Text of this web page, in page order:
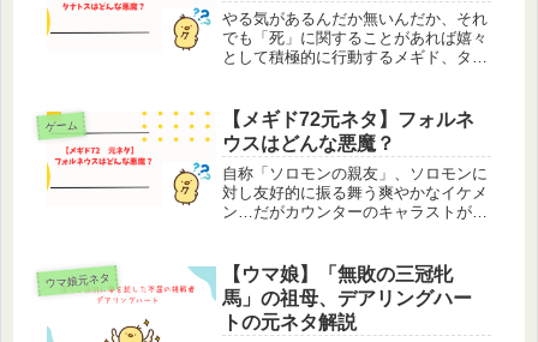
やる気があるんだか無いんだか、それ
でも「死」に関することがあれば嬉々
として積極的に行動するメギド、タナ
「お父様（子安武人さん）」にもメギ
ドに出演してほしい！『おとうさん』
の声頼...
ゲーム
【メギド72元ネタ】フォルネ
ウスはどんな悪魔？
自称「ソロモンの親友」、ソロモンに
対し友好的に振る舞う爽やかなイケメ
ン…だがカウンターのキャラストがト
格は、一周年記念開発者コメントリレ
ーでディレクターの宍倉さんが語った
程...
ウマ娘元ネタ
【ウマ娘】「無敗の三冠牝
馬」の祖母、デアリングハー
トの元ネタ解説